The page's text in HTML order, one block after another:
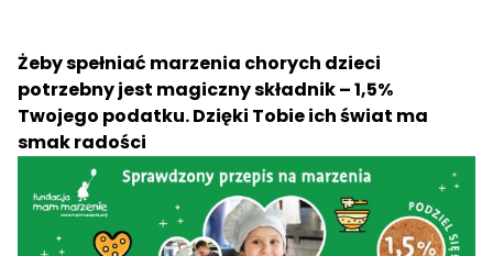
Żeby spełniać marzenia chorych dzieci
potrzebny jest magiczny składnik – 1,5%
Twojego podatku. Dzięki Tobie ich świat ma
smak radości